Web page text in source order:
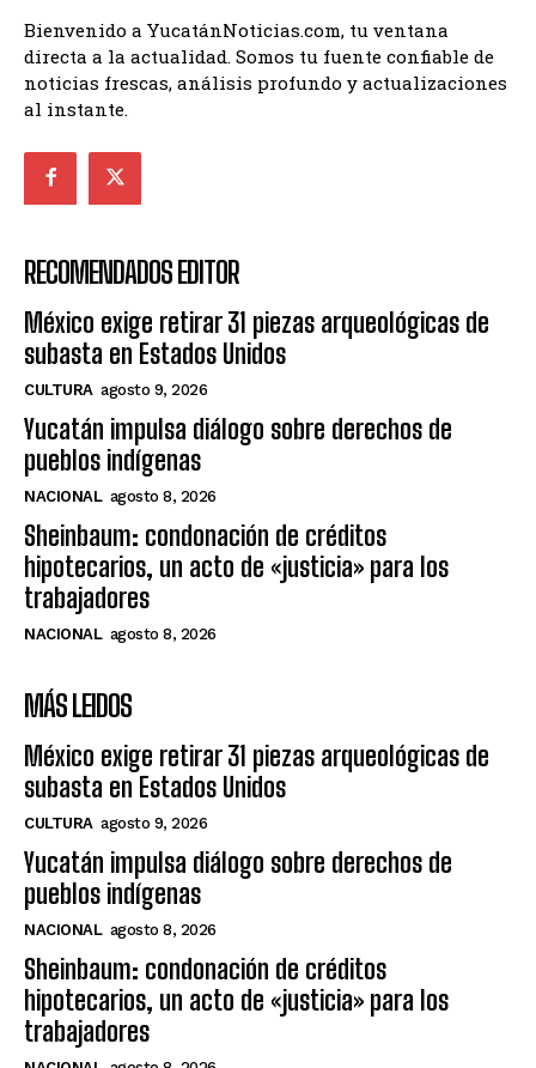
Bienvenido a YucatánNoticias.com, tu ventana
directa a la actualidad. Somos tu fuente confiable de
noticias frescas, análisis profundo y actualizaciones
al instante.
RECOMENDADOS EDITOR
México exige retirar 31 piezas arqueológicas de
subasta en Estados Unidos
CULTURA agosto 9, 2026
Yucatán impulsa diálogo sobre derechos de
pueblos indígenas
NACIONAL agosto 8, 2026
Sheinbaum: condonación de créditos
hipotecarios, un acto de «justicia» para los
trabajadores
NACIONAL agosto 8, 2026
MÁS LEIDOS
México exige retirar 31 piezas arqueológicas de
subasta en Estados Unidos
CULTURA agosto 9, 2026
Yucatán impulsa diálogo sobre derechos de
pueblos indígenas
NACIONAL agosto 8, 2026
Sheinbaum: condonación de créditos
hipotecarios, un acto de «justicia» para los
trabajadores